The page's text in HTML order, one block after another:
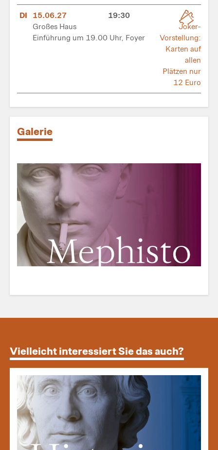
DI 15.06.27
19:30
Großes Haus
Einführung um 19.00 Uhr, Foyer
Joker-
Vorstellung:
Karten auf
allen
Plätzen nur
12 Euro
Galerie
Vielleicht interessiert Sie das auch?